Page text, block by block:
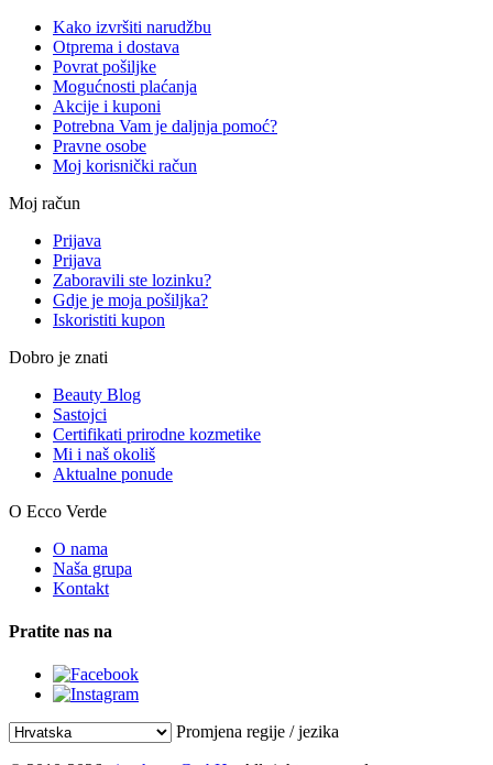
Kako izvršiti narudžbu
Otprema i dostava
Povrat pošiljke
Mogućnosti plaćanja
Akcije i kuponi
Potrebna Vam je daljnja pomoć?
Pravne osobe
Moj korisnički račun
Moj račun
Prijava
Prijava
Zaboravili ste lozinku?
Gdje je moja pošiljka?
Iskoristiti kupon
Dobro je znati
Beauty Blog
Sastojci
Certifikati prirodne kozmetike
Mi i naš okoliš
Aktualne ponude
O Ecco Verde
O nama
Naša grupa
Kontakt
Pratite nas na
Promjena regije / jezika